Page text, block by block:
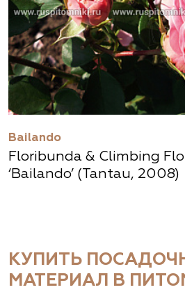
Bailando
Floribunda & Climbing
‘Bailando’ (Tantau, 2008)
КУПИТЬ
МАТЕРИАЛ В